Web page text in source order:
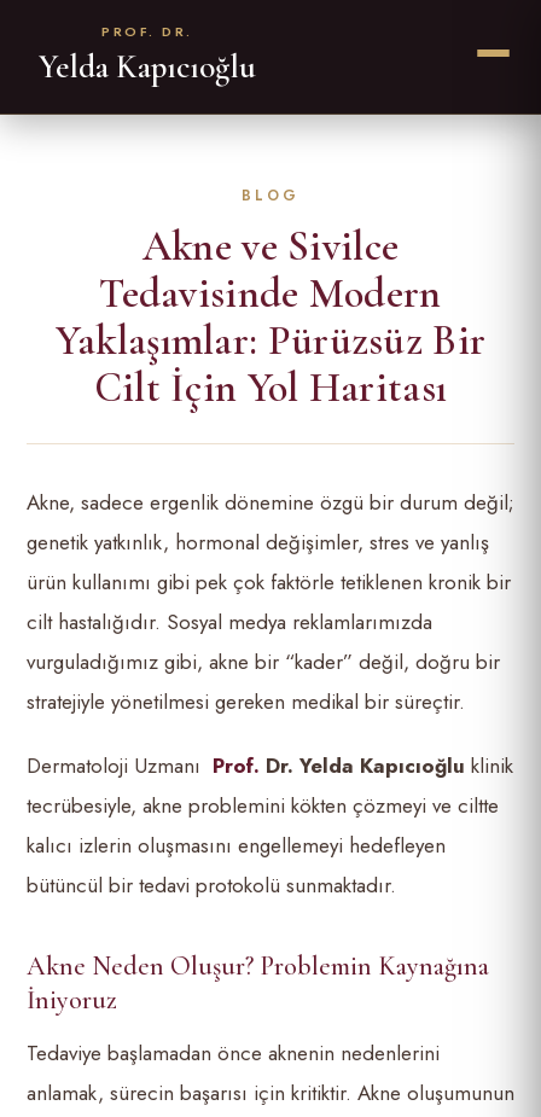
PROF. DR.
Yelda Kapıcıoğlu
Akne ve Sivilce
Tedavisinde Modern
Yaklaşımlar: Pürüzsüz Bir
Cilt İçin Yol Haritası
Akne, sadece ergenlik dönemine özgü bir durum değil;
genetik yatkınlık, hormonal değişimler, stres ve yanlış
ürün kullanımı gibi pek çok faktörle tetiklenen kronik bir
cilt hastalığıdır. Sosyal medya reklamlarımızda
vurguladığımız gibi, akne bir “kader” değil, doğru bir
stratejiyle yönetilmesi gereken medikal bir süreçtir.
Dermatoloji Uzmanı Prof. Dr. Yelda Kapıcıoğlu klinik
tecrübesiyle, akne problemini kökten çözmeyi ve ciltte
kalıcı izlerin oluşmasını engellemeyi hedefleyen
bütüncül bir tedavi protokolü sunmaktadır.
Akne Neden Oluşur? Problemin Kaynağına
İniyoruz
Tedaviye başlamadan önce aknenin nedenlerini
anlamak, sürecin başarısı için kritiktir. Akne oluşumunun